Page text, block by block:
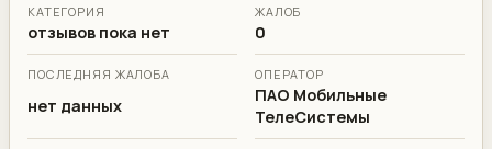
КАТЕГОРИЯ
отзывов пока нет
ЖАЛОБ
0
ПОСЛЕДНЯЯ ЖАЛОБА
нет данных
ОПЕРАТОР
ПАО Мобильные
ТелеСистемы